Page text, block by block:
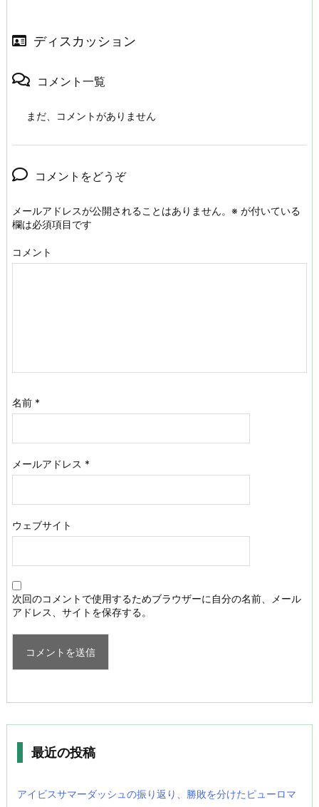
ディスカッション
コメント一覧
まだ、コメントがありません
コメントをどうぞ
メールアドレスが公開されることはありません。 ※ が付いている
欄は必須項目です
コメント
名前 *
メールアドレス *
ウェブサイト
次回のコメントで使用するためブラウザーに自分の名前、メール
アドレス、サイトを保存する。
最近の投稿
アイビスサマーダッシュの振り返り、勝敗を分けたピューロマ